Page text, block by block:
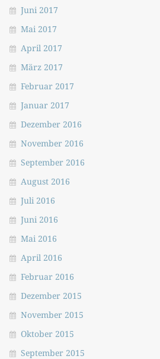
Juni 2017
Mai 2017
April 2017
März 2017
Februar 2017
Januar 2017
Dezember 2016
November 2016
September 2016
August 2016
Juli 2016
Juni 2016
Mai 2016
April 2016
Februar 2016
Dezember 2015
November 2015
Oktober 2015
September 2015